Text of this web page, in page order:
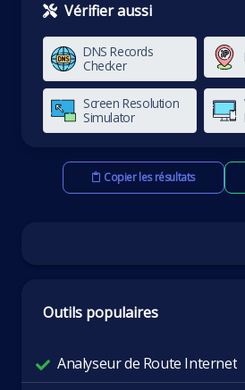
Vérifier aussi
DNS Records
Checker
Screen Resolution
Simulator
Copier les résultats
Outils populaires
Analyseur de Route Internet